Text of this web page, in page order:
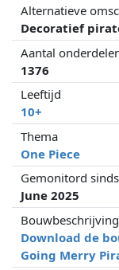
Alternatieve
Decoratief
Aantal
1376
Leeftijd
10+
Thema
One Piece
Gemonitord sinds
June 2025
Download de
Going Merry